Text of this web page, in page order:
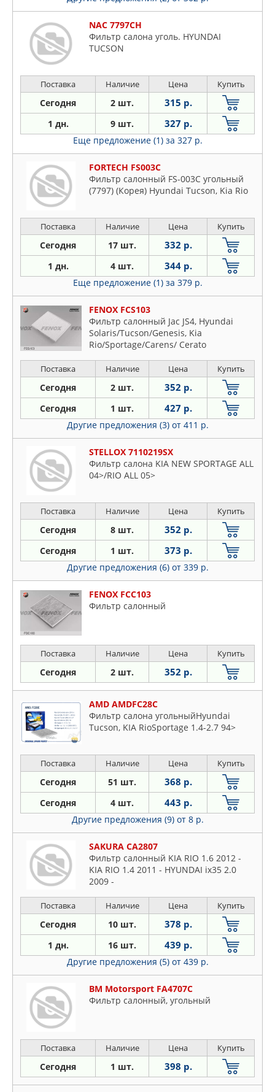
NAC 7797CH
Фильтр салона уголь. HYUNDAI
TUCSON
Поставка Наличие Цена Купить
Сегодня 2 шт. 315 р.
1 дн. 9 шт. 327 р.
Еще предложение (1) за 327 р.
FORTECH FS003C
Фильтр салонный FS-003C угольный
(7797) (Корея) Hyundai Tucson, Kia Rio
Поставка Наличие Цена Купить
Сегодня 17 шт. 332 р.
1 дн. 4 шт. 344 р.
Еще предложение (1) за 379 р.
FENOX FCS103
Фильтр салонный Jac JS4, Hyundai
Solaris/Tucson/Genesis, Kia
Rio/Sportage/Carens/ Cerato
Поставка Наличие Цена Купить
Сегодня 2 шт. 352 р.
Сегодня 1 шт. 427 р.
Другие предложения (3) от 411 р.
STELLOX 7110219SX
Фильтр салона KIA NEW SPORTAGE ALL
04>/RIO ALL 05>
Поставка Наличие Цена Купить
Сегодня 8 шт. 352 р.
Сегодня 1 шт. 373 р.
Другие предложения (6) от 339 р.
FENOX FCC103
Фильтр салонный
Поставка Наличие Цена Купить
Сегодня 2 шт. 352 р.
AMD AMDFC28C
Фильтр салона угольныйHyundai
Tucson, KIA RioSportage 1.4-2.7 94>
Поставка Наличие Цена Купить
Сегодня 51 шт. 368 р.
Сегодня 4 шт. 443 р.
Другие предложения (9) от 8 р.
SAKURA CA2807
Фильтр салонный KIA RIO 1.6 2012 -
KIA RIO 1.4 2011 - HYUNDAI ix35 2.0
2009 -
Поставка Наличие Цена Купить
Сегодня 10 шт. 378 р.
1 дн. 16 шт. 439 р.
Другие предложения (5) от 439 р.
BM Motorsport FA4707C
Фильтр салонный, угольный
Поставка Наличие Цена Купить
Сегодня 1 шт. 398 р.